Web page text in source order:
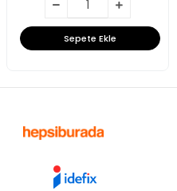
Sepete Ekle